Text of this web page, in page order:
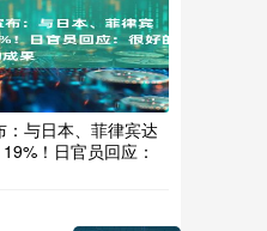
：与日本、菲律宾达
！日官员回应：